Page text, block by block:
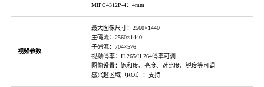
MIPC4312P-4：4mm
视频参数
最大图像尺寸：2560×1440
主码流：2560×1440
子码流：704×576
视频码率：H.265/H.264码率可调
图像设置：饱和度、亮度、对比度、锐度等可调
感兴趣区域（ROI）：支持